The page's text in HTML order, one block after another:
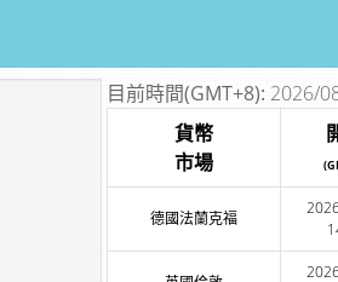
目前時間(GMT+8): 2026/
貨幣
市場
德國法蘭克福